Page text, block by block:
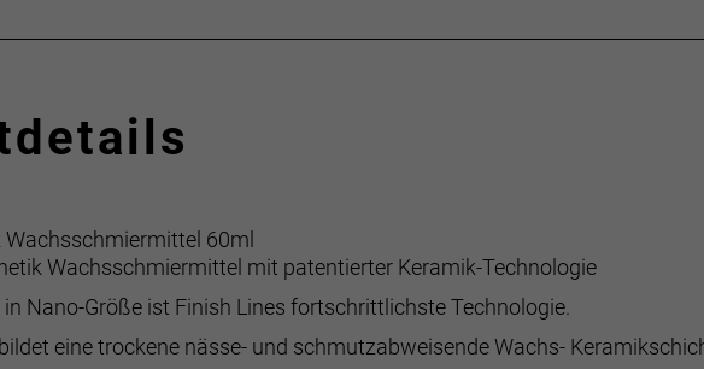
Wachsschmiermittel 60ml
Wachsschmiermittel mit patentierter Keramik-Technologie
Nano-Größe ist Finish Lines fortschrittlichste Technologie.
eine trockene nässe- und schmutzabweisende Wachs-